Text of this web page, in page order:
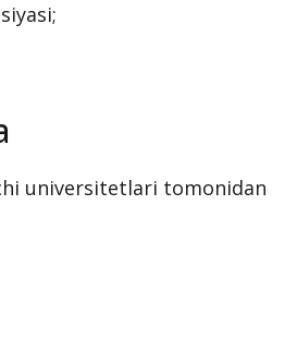
universitetlari tomonidan